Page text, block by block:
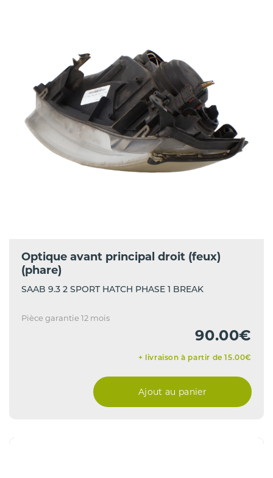
Optique avant principal droit (feux)
(phare)
SAAB 9.3 2 SPORT HATCH PHASE 1 BREAK
Pièce garantie 12 mois
90.00€
+ livraison à partir de 15.00€
Ajout au panier